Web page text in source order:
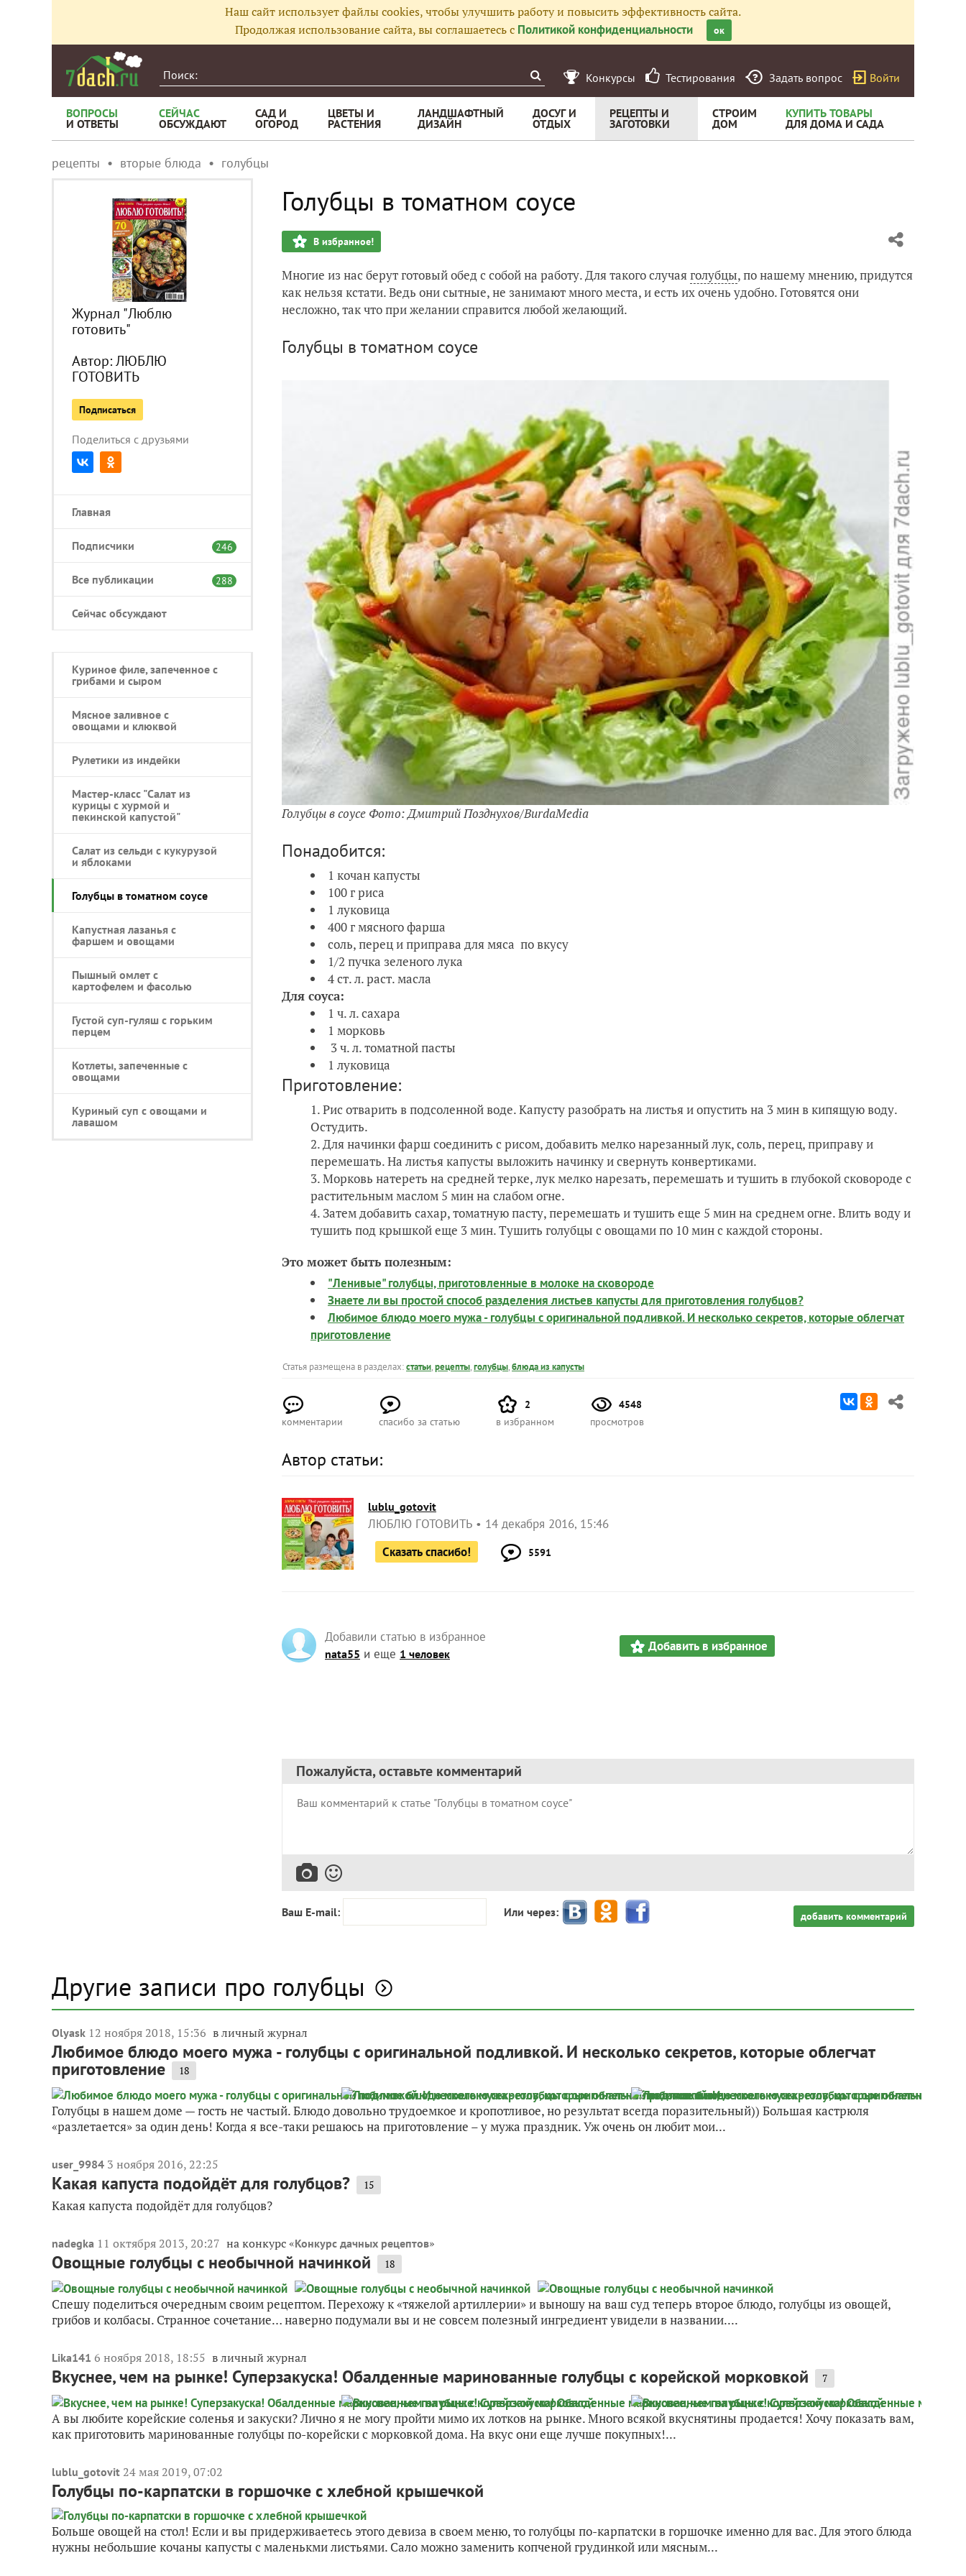
Наш сайт использует файлы cookies, чтобы улучшить работу и повысить эффективность сайта.
Продолжая использование сайта, вы соглашаетесь с Политикой конфиденциальности ок
Конкурсы Тестирования Задать вопрос Войти
ВОПРОСЫ
И ОТВЕТЫ
СЕЙЧАС
ОБСУЖДАЮТ
САД И
ОГОРОД
ЦВЕТЫ И
РАСТЕНИЯ
ЛАНДШАФТНЫЙ
ДИЗАЙН
ДОСУГ И
ОТДЫХ
РЕЦЕПТЫ И
ЗАГОТОВКИ
СТРОИМ
ДОМ
КУПИТЬ ТОВАРЫ
ДЛЯ ДОМА И САДА
рецепты вторые блюда голубцы
Журнал "Люблю
готовить"
Автор:ЛЮБЛЮ
ГОТОВИТЬ
Подписаться
Поделиться с друзьями
Главная
Подписчики 246
Все публикации 288
Сейчас обсуждают
Куриное филе, запеченное с
грибами и сыром
Мясное заливное с
овощами и клюквой
Рулетики из индейки
Мастер-класс "Салат из
курицы с хурмой и
пекинской капустой"
Салат из сельди с кукурузой
и яблоками
Голубцы в томатном соусе
Капустная лазанья с
фаршем и овощами
Пышный омлет с
картофелем и фасолью
Густой суп-гуляш с горьким
перцем
Котлеты, запеченные с
овощами
Куриный суп с овощами и
лавашом
Голубцы в томатном соусе
В избранное!
Многие из нас берут готовый обед с собой на работу. Для такого случаяголубцы, по нашему мнению, придутся
как нельзя кстати. Ведь они сытные, не занимают много места, и есть их очень удобно. Готовятся они
несложно, так что при желании справится любой желающий.
Голубцы в томатном соусе
Голубцы в соусе Фото: Дмитрий Позднухов/BurdaMedia
Понадобится:
1 кочан капусты
100 г риса
1 луковица
400 г мясного фарша
соль, перец и приправа для мяса по вкусу
1/2 пучка зеленого лука
4 ст. л. раст. масла
Для соуса:
1 ч. л. сахара
1 морковь
3 ч. л. томатной пасты
1 луковица
Приготовление:
Рис отварить в подсоленной воде. Капусту разобрать на листья и опустить на 3 мин в кипящую воду.
Остудить.
Для начинки фарш соединить с рисом, добавить мелко нарезанный лук, соль, перец, приправу и
перемешать. На листья капусты выложить начинку и свернуть конвертиками.
Морковь натереть на средней терке, лук мелко нарезать, перемешать и тушить в глубокой сковороде с
растительным маслом 5 мин на слабом огне.
Затем добавить сахар, томатную пасту, перемешать и тушить еще 5 мин на среднем огне. Влить воду и
тушить под крышкой еще 3 мин. Тушить голубцы с овощами по 10 мин с каждой стороны.
Это может быть полезным:
"Ленивые" голубцы, приготовленные в молоке на сковороде
Знаете ли вы простой способ разделения листьев капусты для приготовления голубцов?
Любимое блюдо моего мужа - голубцы с оригинальной подливкой. И несколько секретов, которые облегчат
приготовление
Статья размещена в разделах:статьи,рецепты,голубцы,блюда из капусты
комментарии спасибо за статью
2
в избранном
4548
просмотров
Автор статьи:
lublu_gotovit
ЛЮБЛЮ ГОТОВИТЬ
14 декабря 2016, 15:46
Сказать спасибо!
5591
Добавили статью в избранное
nata55 и еще 1 человек Добавить в избранное
Пожалуйста, оставьте комментарий
Ваш E-mail: Или через: добавить комментарий
Другие записи про голубцы
Olyask 12 ноября 2018, 15:36 в личный журнал
Любимое блюдо моего мужа - голубцы с оригинальной подливкой. И несколько секретов, которые облегчат
приготовление 18
Голубцы в нашем доме — гость не частый. Блюдо довольно трудоемкое и кропотливое, но результат всегда поразительный)) Большая кастрюля
«разлетается» за один день! Когда я все-таки решаюсь на приготовление – у мужа праздник. Уж очень он любит мои...
user_9984 3 ноября 2016, 22:25
Какая капуста подойдёт для голубцов? 15
Какая капуста подойдёт для голубцов?
nadegka 11 октября 2013, 20:27 на конкурс «Конкурс дачных рецептов»
Овощные голубцы с необычной начинкой 18
Спешу поделиться очередным своим рецептом. Перехожу к «тяжелой артиллерии» и выношу на ваш суд теперь второе блюдо, голубцы из овощей,
грибов и колбасы. Странное сочетание… наверно подумали вы и не совсем полезный ингредиент увидели в названии....
Lika141 6 ноября 2018, 18:55 в личный журнал
Вкуснее, чем на рынке! Суперзакуска! Обалденные маринованные голубцы с корейской морковкой 7
А вы любите корейские соленья и закуски? Лично я не могу пройти мимо их лотков на рынке. Много всякой вкуснятины продается! Хочу показать вам,
как приготовить маринованные голубцы по-корейски с морковкой дома. На вкус они еще лучше покупных!...
lublu_gotovit 24 мая 2019, 07:02
Голубцы по-карпатски в горшочке с хлебной крышечкой
Больше овощей на стол! Если и вы придерживаетесь этого девиза в своем меню, то голубцы по-карпатски в горшочке именно для вас. Для этого блюда
нужны небольшие кочаны капусты с маленькми листьями. Сало можно заменить копченой грудинкой или мясным...